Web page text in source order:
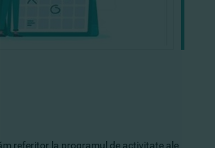
referitor la programul de activitate ale